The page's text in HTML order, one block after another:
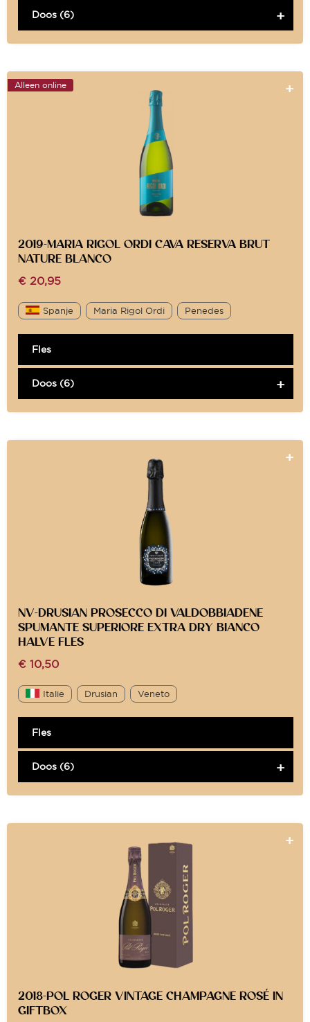
Doos (6)
Alleen online
2019-MARIA RIGOL ORDI CAVA RESERVA BRUT
NATURE BLANCO
€ 20,95
Spanje Maria Rigol Ordi Penedes
Fles
Doos (6)
NV-DRUSIAN PROSECCO DI VALDOBBIADENE
SPUMANTE SUPERIORE EXTRA DRY BIANCO
HALVE FLES
€ 10,50
Italie Drusian Veneto
Fles
Doos (6)
2018-POL ROGER VINTAGE CHAMPAGNE ROSÉ IN
GIFTBOX